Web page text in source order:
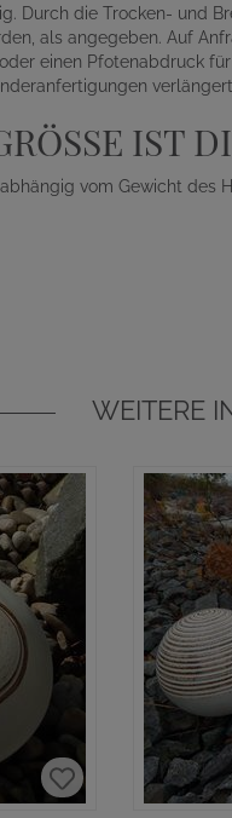
Durch die Trocken- und
als angegeben. Auf
einen Pfotenabdruck
IST
vom Gewicht des
WEITERE